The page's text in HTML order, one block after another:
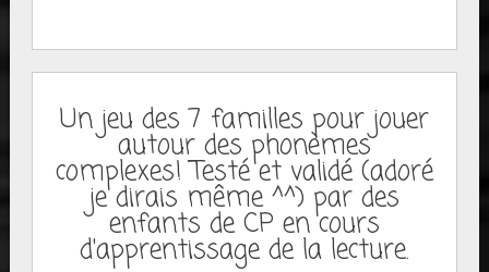
Un jeu des 7 familles pour jouer
autour des phonèmes
complexes! Testé et validé (adoré
je dirais même ^^) par des
enfants de CP en cours
d'apprentissage de la lecture.